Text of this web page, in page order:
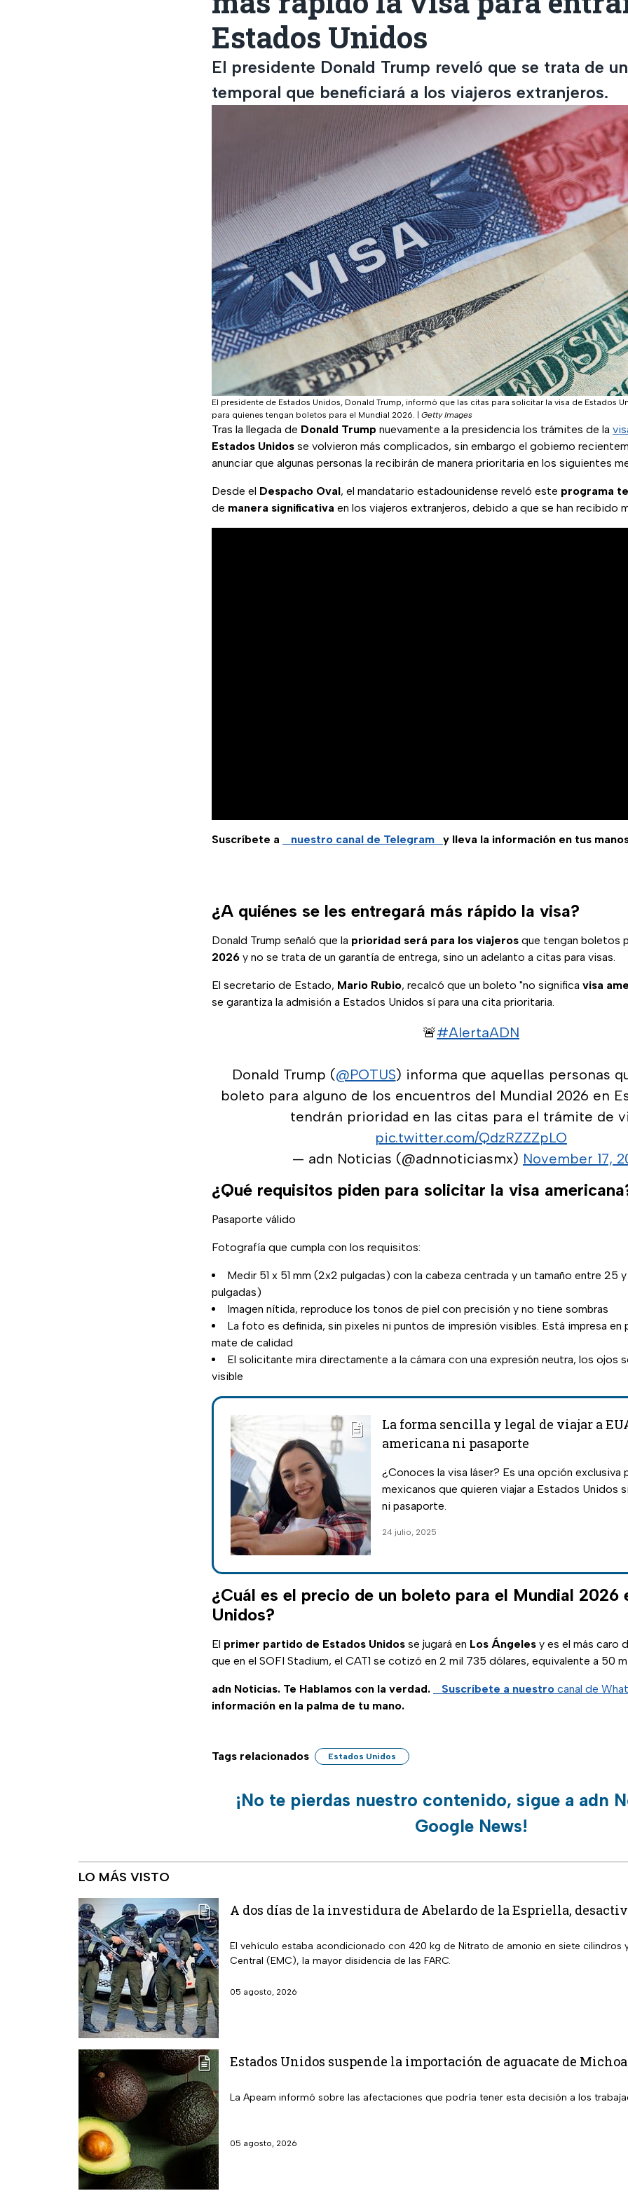
Estados Unidos
El presidente Donald Trump reveló que se trata de
temporal que beneficiará a los viajeros extranjeros.
El presidente de Estados Unidos, Donald Trump, informó que las citas para solicitar la visa de Estados
para quienes tengan boletos para el Mundial 2026.
Getty Images
Tras la llegada de Donald Trump nuevamente a la presidencia los trámites de la
Estados Unidos se volvieron más complicados, sin embargo el gobierno
anunciar que algunas personas la recibirán de manera prioritaria en los siguientes
Desde el Despacho Oval, el mandatario estadounidense reveló este programa
de manera significativa en los viajeros extranjeros, debido a que se han recibido
Suscríbete a nuestro canal de Telegram y lleva la información en tus
¿A quiénes se les entregará más rápido la visa?
Donald Trump señaló que la prioridad será para los viajeros que tengan boletos
2026 y no se trata de un garantía de entrega, sino un adelanto a citas para visas.
El secretario de Estado, Mario Rubio, recalcó que un boleto "no significa visa
se garantiza la admisión a Estados Unidos sí para una cita prioritaria.
🚨#AlertaADN
Donald Trump (@POTUS) informa que aquellas personas
boleto para alguno de los encuentros del Mundial 2026 en
tendrán prioridad en las citas para el trámite de
pic.twitter.com/QdzRZZZpLO
— adn Noticias (@adnnoticiasmx) November 17,
¿Qué requisitos piden para solicitar la visa
Pasaporte válido
Fotografía que cumpla con los requisitos:
Medir 51 x 51 mm (2x2 pulgadas) con la cabeza centrada y un tamaño entre 25 y
pulgadas)
Imagen nítida, reproduce los tonos de piel con precisión y no tiene sombras
La foto es definida, sin pixeles ni puntos de impresión visibles. Está impresa en
mate de calidad
El solicitante mira directamente a la cámara con una expresión neutra, los ojos
visible
La forma sencilla y legal de viajar a
americana ni pasaporte
¿Conoces la visa láser? Es una opción exclusiva
mexicanos que quieren viajar a Estados Unidos
ni pasaporte.
24 julio, 2025
¿Cuál es el precio de un boleto para el Mundial 2026
Unidos?
El primer partido de Estados Unidos se jugará en Los Ángeles y es el más caro
que en el SOFI Stadium, el CAT1 se cotizó en 2 mil 735 dólares, equivalente a 50
adn Noticias. Te Hablamos con la verdad. Suscríbete a nuestro canal de
información en la palma de tu mano.
Tags relacionados Estados Unidos
¡No te pierdas nuestro contenido, sigue a adn
Google News!
LO MÁS VISTO
A dos días de la investidura de Abelardo de la Espriella,
El vehículo estaba acondicionado con 420 kg de Nitrato de amonio en siete
Central (EMC), la mayor disidencia de las FARC.
05 agosto, 2026
Estados Unidos suspende la importación de aguacate de
La Apeam informó sobre las afectaciones que podría tener esta decisión a los
05 agosto, 2026